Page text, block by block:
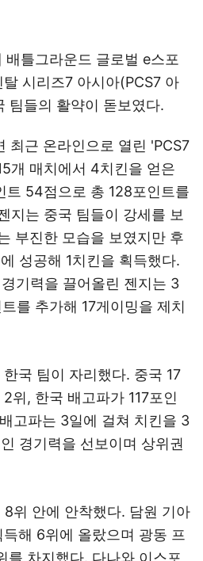
틀그라운드 글로벌 e스포
시리즈7 아시아(PCS7 아
팀들의 활약이 돋보였다.
최근 온라인으로 열린 'PCS7
개 매치에서 4치킨을 얻은
트 54점으로 총 128포인트를
지는 중국 팀들이 강세를 보
부진한 모습을 보였지만 후
성공해 1치킨을 획득했다.
기력을 끌어올린 젠지는 3
를 추가해 17게이밍을 제치
국 팀이 자리했다. 중국 17
위, 한국 배고파가 117포인
고파는 3일에 걸쳐 치킨을 3
경기력을 선보이며 상위권
위 안에 안착했다. 담원 기아
해 6위에 올랐으며 광동 프
를 차지했다. 다나와 이스포